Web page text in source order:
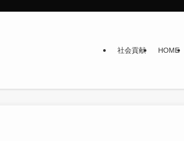
社会貢献 HOME